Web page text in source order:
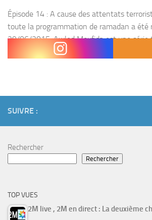
Épisode 14 : A cause des attentats
toute la programmation de ramadan a été
29/06/2015. Awled Moufida est une série
sur la chaine El Hiwar Ettounsi...
SUIVRE :
Rechercher
Rechercher
TOP VUES
2M live , 2M en direct : La deuxième